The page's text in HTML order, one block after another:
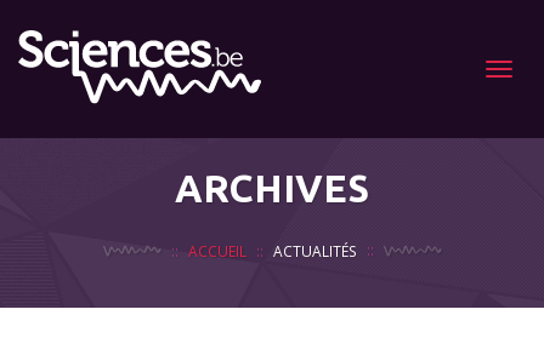
Menu
ARCHIVES
ACCUEIL ACTUALITÉS